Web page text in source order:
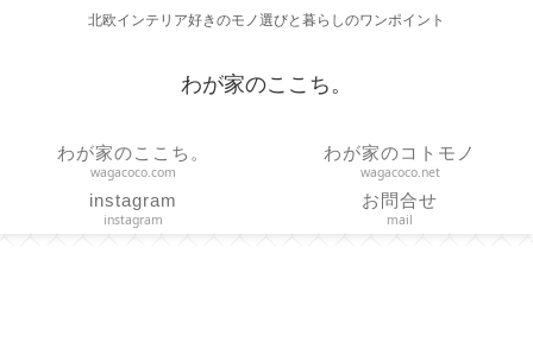
北欧インテリア好きのモノ選びと暮らしのワンポイント
わが家のここち。
わが家のここち。
wagacoco.com
わが家のコトモノ
wagacoco.net
instagram
instagram
お問合せ
mail